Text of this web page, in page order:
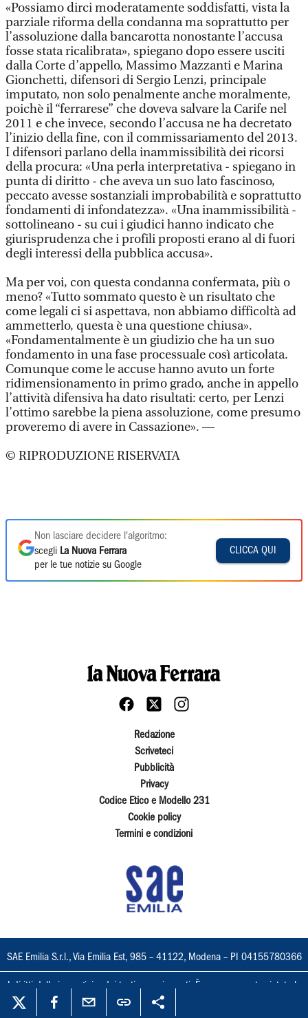
«Possiamo dirci moderatamente soddisfatti, vista la
parziale riforma della condanna ma soprattutto per
l’assoluzione dalla bancarotta nonostante l’accusa
fosse stata ricalibrata», spiegano dopo essere usciti
dalla Corte d’appello, Massimo Mazzanti e Marina
Gionchetti, difensori di Sergio Lenzi, principale
imputato, non solo penalmente anche moralmente,
poichè il “ferrarese” che doveva salvare la Carife nel
2011 e che invece, secondo l’accusa ne ha decretato
l’inizio della fine, con il commissariamento del 2013.
I difensori parlano della inammissibilità dei ricorsi
della procura: «Una perla interpretativa - spiegano in
punta di diritto - che aveva un suo lato fascinoso,
peccato avesse sostanziali improbabilità e soprattutto
fondamenti di infondatezza». «Una inammissibilità -
sottolineano - su cui i giudici hanno indicato che
giurisprudenza che i profili proposti erano al di fuori
degli interessi della pubblica accusa».
Ma per voi, con questa condanna confermata, più o
meno? «Tutto sommato questo è un risultato che
come legali ci si aspettava, non abbiamo difficoltà ad
ammetterlo, questa è una questione chiusa».
«Fondamentalmente è un giudizio che ha un suo
fondamento in una fase processuale così articolata.
Comunque come le accuse hanno avuto un forte
ridimensionamento in primo grado, anche in appello
l’attività difensiva ha dato risultati: certo, per Lenzi
l’ottimo sarebbe la piena assoluzione, come presumo
proveremo di avere in Cassazione». —
© RIPRODUZIONE RISERVATA
Non lasciare decidere l'algoritmo:
scegli La Nuova Ferrara
per le tue notizie su Google
CLICCA QUI
Redazione
Scriveteci
Pubblicità
Privacy
Codice Etico e Modello 231
Cookie policy
Termini e condizioni
SAE Emilia S.r.l., Via Emilia Est, 985 – 41122, Modena – PI 04155780366
I diritti delle immagini e dei testi sono riservati. È espressamente vietata la
loro riproduzione con qualsiasi mezzo e l'adattamento totale o parziale.